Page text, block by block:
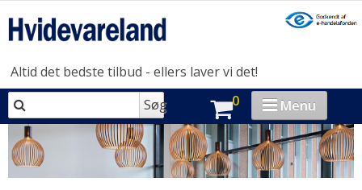
Altid det bedste tilbud - ellers laver vi det!
Søg
0 Menu
VASK & TØR
OPVASK